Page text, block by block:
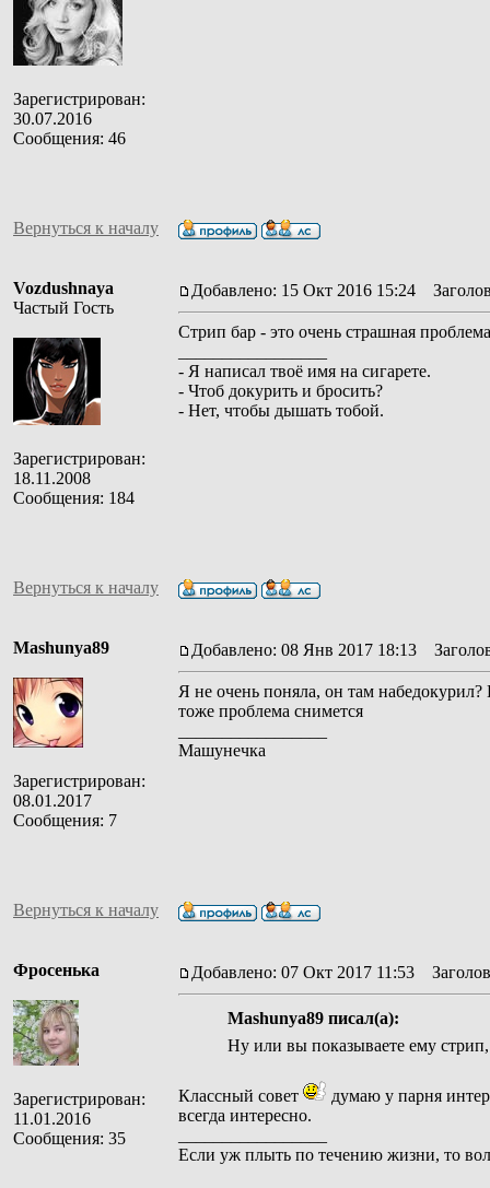
Зарегистрирован:
30.07.2016
Сообщения: 46
Вернуться к началу
Vozdushnaya
Частый Гость
Зарегистрирован:
18.11.2008
Сообщения: 184
Добавлено: 15 Окт 2016 15:24
Стрип бар - это очень страшная
- Я написал твоё имя на сигарете.
- Чтоб докурить и бросить?
- Нет, чтобы дышать тобой.
Вернуться к началу
Mashunya89
Зарегистрирован:
08.01.2017
Сообщения: 7
Добавлено: 08 Янв 2017 18:13
Я не очень поняла, он там
тоже проблема снимется
Машунечка
Вернуться к началу
Фросенька
Зарегистрирован:
11.01.2016
Сообщения: 35
Добавлено: 07 Окт 2017 11:53
Mashunya89 писал(а):
Ну или вы показываете ему
Классный совет
думаю у парня
всегда интересно.
Если уж плыть по течению жизни, то